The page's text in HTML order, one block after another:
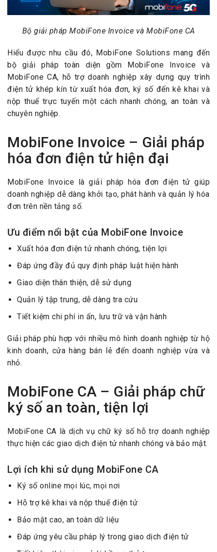
Bộ giải pháp MobiFone Invoice và MobiFone CA
Hiểu được nhu cầu đó, MobiFone Solutions mang đến
bộ giải pháp toàn diện gồm MobiFone Invoice và
MobiFone CA, hỗ trợ doanh nghiệp xây dựng quy trình
điện tử khép kín từ xuất hóa đơn, ký số đến kê khai và
nộp thuế trực tuyến một cách nhanh chóng, an toàn và
chuyên nghiệp.
MobiFone Invoice – Giải pháp
hóa đơn điện tử hiện đại
MobiFone Invoice là giải pháp hóa đơn điện tử giúp
doanh nghiệp dễ dàng khởi tạo, phát hành và quản lý hóa
đơn trên nền tảng số.
Ưu điểm nổi bật của MobiFone Invoice
Xuất hóa đơn điện tử nhanh chóng, tiện lợi
Đáp ứng đầy đủ quy định pháp luật hiện hành
Giao diện thân thiện, dễ sử dụng
Quản lý tập trung, dễ dàng tra cứu
Tiết kiệm chi phí in ấn, lưu trữ và vận hành
Giải pháp phù hợp với nhiều mô hình doanh nghiệp từ hộ
kinh doanh, cửa hàng bán lẻ đến doanh nghiệp vừa và
nhỏ.
MobiFone CA – Giải pháp chữ
ký số an toàn, tiện lợi
MobiFone CA là dịch vụ chữ ký số hỗ trợ doanh nghiệp
thực hiện các giao dịch điện tử nhanh chóng và bảo mật.
Lợi ích khi sử dụng MobiFone CA
Ký số online mọi lúc, mọi nơi
Hỗ trợ kê khai và nộp thuế điện tử
Bảo mật cao, an toàn dữ liệu
Đáp ứng yêu cầu pháp lý trong giao dịch điện tử